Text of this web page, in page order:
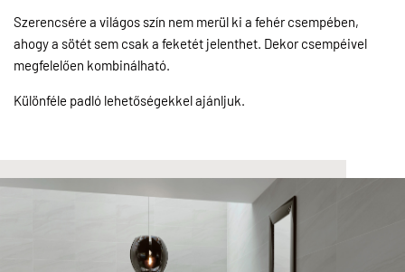
Szerencsére a világos szín nem merül ki a fehér csempében,
ahogy a sötét sem csak a feketét jelenthet. Dekor csempéivel
megfelelően kombinálható.
Különféle padló lehetőségekkel ajánljuk.